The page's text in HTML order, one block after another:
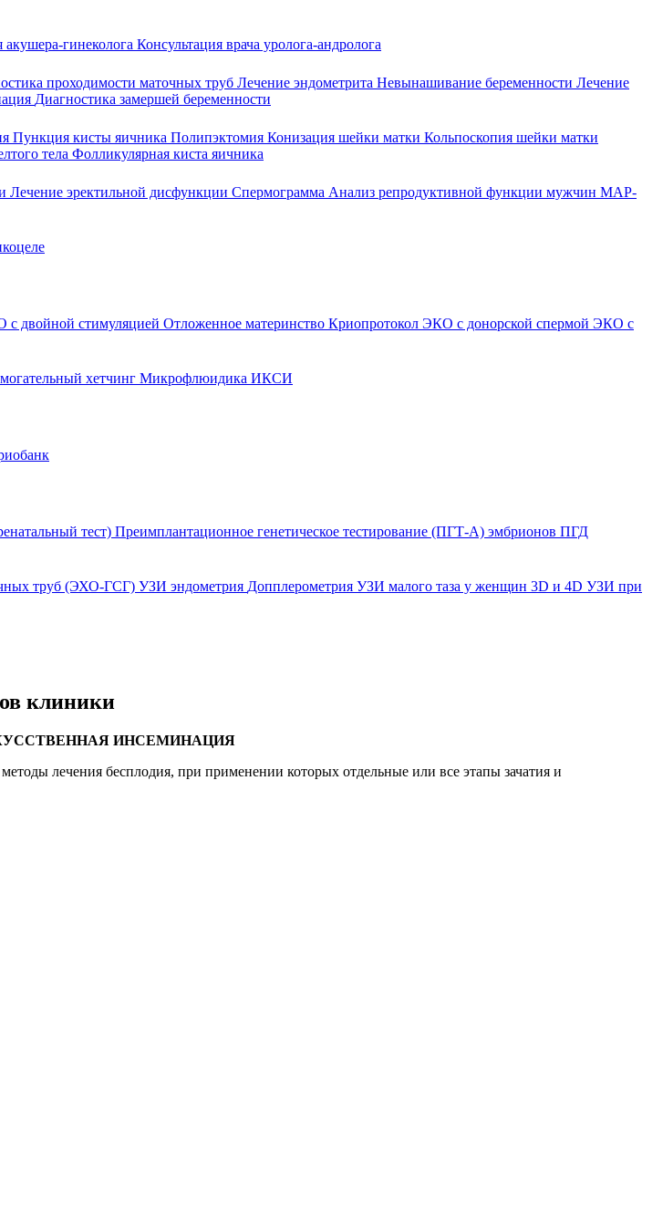
акушера-гинеколога Консультация врача уролога-андролога
проходимости маточных труб Лечение эндометрита Невынашивание беременности Лечение
Диагностика замершей беременности
Пункция кисты яичника Полипэктомия Конизация шейки матки Кольпоскопия шейки матки
тела Фолликулярная киста яичника
Лечение эректильной дисфункции Спермограмма Анализ репродуктивной функции мужчин МАР-
с двойной стимуляцией Отложенное материнство Криопротокол ЭКО с донорской спермой ЭКО с
хетчинг Микрофлюидика ИКСИ
тест) Преимплантационное генетическое тестирование (ПГТ-А) эмбрионов ПГД
труб (ЭХО-ГСГ) УЗИ эндометрия Допплерометрия УЗИ малого таза у женщин 3D и 4D УЗИ при
клиники
ИНСЕМИНАЦИЯ
лечения бесплодия, при применении которых отдельные или все этапы зачатия и